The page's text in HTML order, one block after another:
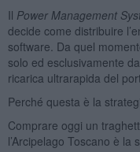
Il Power Management
decide come distribuire
software. Da quel
solo ed esclusivamente
ricarica ultrarapida del
Perché questa è la
Comprare oggi un
l’Arcipelago Toscano è